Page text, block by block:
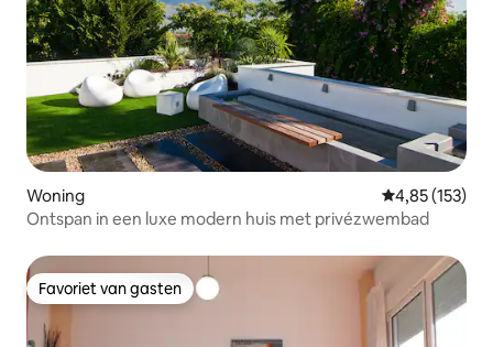
Woning Gemiddelde
4,85 (153)
Ontspan in een luxe modern huis met privézwembad
Favoriet van gasten
Favoriet van gasten